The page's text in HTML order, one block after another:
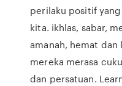
perilaku positif
kita. ikhlas, sabar,
amanah, hemat
mereka merasa
dan persatuan.